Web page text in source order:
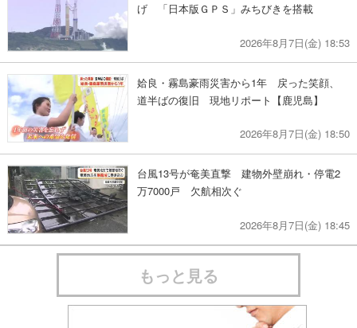
げ 「日本版ＧＰＳ」みちびきを搭載
2026年8月7日(金) 18:53
姶良・霧島豪雨災害から1年 戻った笑顔、
道半ばの復旧 現地リポート【鹿児島】
2026年8月7日(金) 18:50
台風13号が奄美直撃 建物外壁崩れ・停電2
万7000戸 欠航相次ぐ
2026年8月7日(金) 18:45
もっと見る